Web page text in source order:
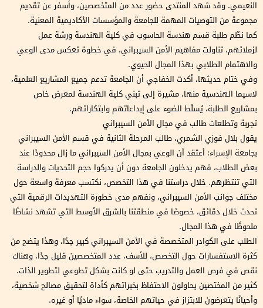
النعيمي. وقد شهد المنتدى حضور عدد من المتخصصين، وأسفر عن تقديم
مجموعة من التوصيات المهمة للجامعة والمؤسسات الأكاديمية المعنية.
كما نظّم طلبة قسم هندسة الحاسوب في كلية الهندسة ورشة عمل
لزملائهم، تناولت مفاهيم الأمن السيبراني، في خطوة تعكس مدى الوعي
والاهتمام الطلابي بهذا المجال الحيوي.
وفي ختام حديثها، أكدت الخفاجي أن الجامعة تدعم جميع المشاريع العلمية،
لاسيما الهندسية منها، مشيرة إلى تبني كلية الهندسة لمعرض خاص
بمشاريع الطلبة، يُسلّط الضوء على إبداعاتهم وابتكاراتهم.
تجربة وتطلعات طالب في مجال الأمن السيبراني
يقول بلال فوزي الشمري، طالب المرحلة الثانية في قسم الأمن السيبراني
بجامعة الإسراء: أعتقد أن الوعي بمجال الأمن السيبراني ما زال محدودًا عند
بعض الطلاب، فهم يدخلون الجامعة دون أن يدركوا حجم التحديات والدراسة
التي تنتظرهم. خلال دراستنا في هذا التخصص، نكتسب معرفة واسعة حول
مختلف جوانب الأمن السيبراني، ونفهم مدى خطورة التهديدات الرقمية التي
تحدث خلال دقائق، خصوصًا في منطقتنا بالشرق الأوسط التي تشهد نشاطًا
ملحوظًا في هذا المجال.
الطلب على الكوادر المتخصصة في الأمن السيبراني كبير جدًا، وهذا يتضح من
كثرة الاستفسارات حول التخصص. للأسف، عدد المتخصصين قليل جدًا، وهناك
نقص في فرص العمل والتدريب حتى لو كانت بشكل تطوعي لتطوير الذات.
كثير من المختصين يحاولون الاحتفاظ بخبراتهم كأداة لتحقيق مصالح شخصية،
وأحيانًا يتعرضون للابتزاز في حياتهم الخاصة، سواء ماديًا أو غيره.